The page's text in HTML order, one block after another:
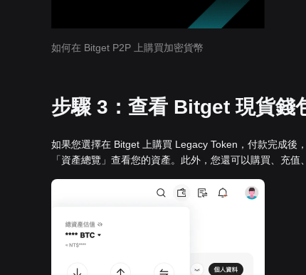
如何在 Bitget P2P 上購買加密貨幣
步驟 3：查看 Bitget 現貨錢
如果您選擇在 Bitget 上購買 Legacy Token，付款完成後
「資產總覽」查看您的資產。此外，您還可以購買、充值